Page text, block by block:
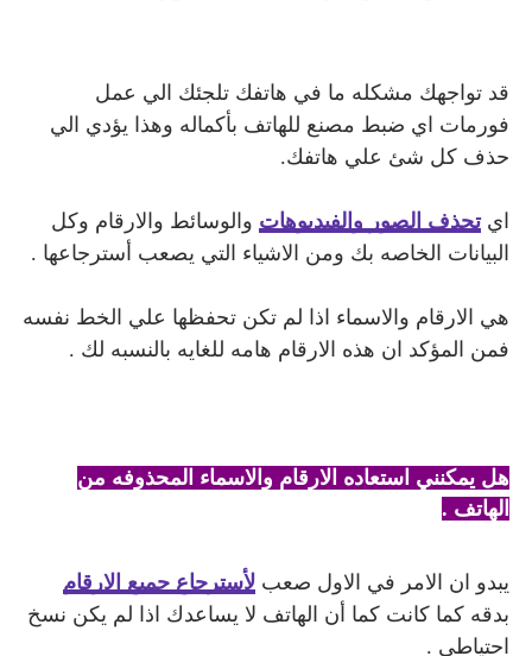
قد تواجهك مشكله ما في هاتفك تلجئك الي عمل
فورمات اي ضبط مصنع للهاتف بأكماله وهذا يؤدي الي
حذف كل شئ علي هاتفك.
ايتحذف الصور والفيديوهات والوسائط والارقام وكل
البيانات الخاصه بك ومن الاشياء التي يصعب أسترجاعها .
هي الارقام والاسماء اذا لم تكن تحفظها علي الخط نفسه
فمن المؤكد ان هذه الارقام هامه للغايه بالنسبه لك .
هل يمكنني استعاده الارقام والاسماء المحذوفه من
الهاتف .
يبدو ان الامر في الاول صعب لأسترجاع جميع الارقام
بدقه كما كانت كما أن الهاتف لا يساعدك اذا لم يكن نسخ
احتياطي .